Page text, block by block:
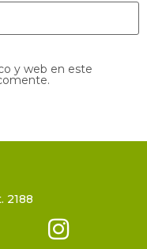
y web en este
2188